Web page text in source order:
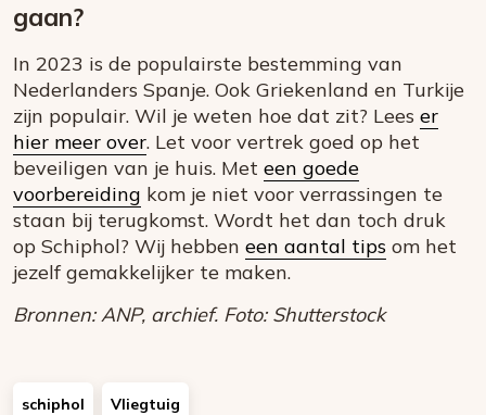
gaan?
In 2023 is de populairste bestemming van
Nederlanders Spanje. Ook Griekenland en Turkije
zijn populair. Wil je weten hoe dat zit? Lees er
hier meer over. Let voor vertrek goed op het
beveiligen van je huis. Met een goede
voorbereiding kom je niet voor verrassingen te
staan bij terugkomst. Wordt het dan toch druk
op Schiphol? Wij hebben een aantal tips om het
jezelf gemakkelijker te maken.
Bronnen: ANP, archief. Foto: Shutterstock
schiphol Vliegtuig